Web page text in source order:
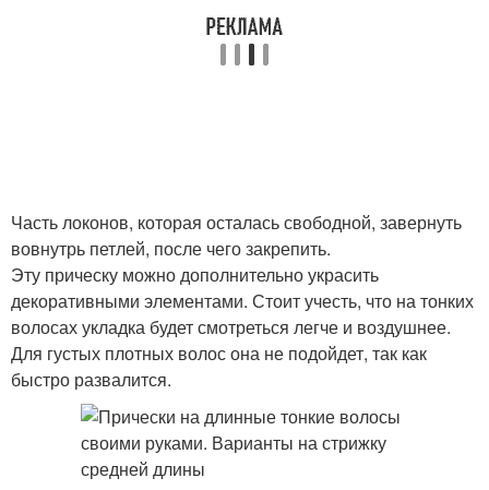
Часть локонов, которая осталась свободной, завернуть
вовнутрь петлей, после чего закрепить.
Эту прическу можно дополнительно украсить
декоративными элементами. Стоит учесть, что на тонких
волосах укладка будет смотреться легче и воздушнее.
Для густых плотных волос она не подойдет, так как
быстро развалится.